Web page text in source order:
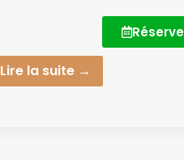
Lire la suite →